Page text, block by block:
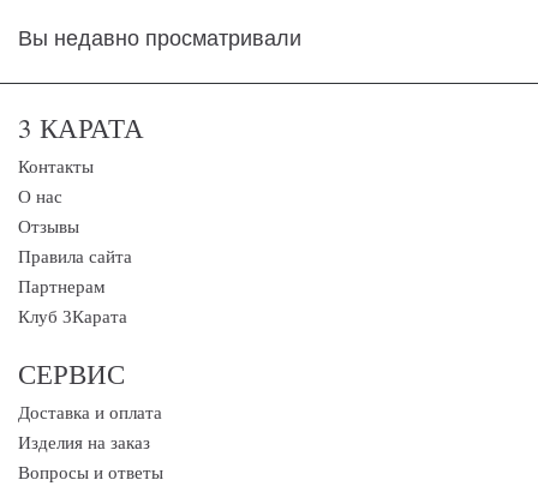
Вы недавно просматривали
3 КАРАТА
Контакты
О нас
Отзывы
Правила сайта
Партнерам
Клуб 3Карата
СЕРВИС
Доставка и оплата
Изделия на заказ
Вопросы и ответы